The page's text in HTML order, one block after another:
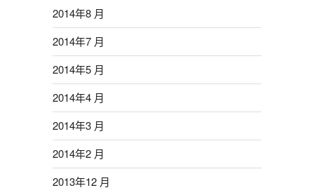
2014年8 月
2014年7 月
2014年5 月
2014年4 月
2014年3 月
2014年2 月
2013年12 月